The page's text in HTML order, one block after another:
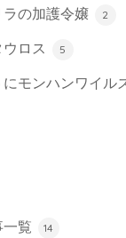
の加護令嬢 2
ロス 5
モンハンワイル
一覧 14